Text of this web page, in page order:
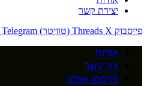
יצירת קשר
פייסבוק
Threads X (טוויטר) Telegram
אודות
צור קשר
פרסמו אצלנו